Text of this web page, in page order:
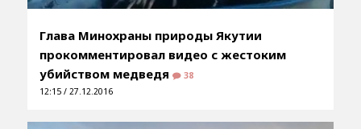
Глава Минохраны природы Якутии
прокомментировал видео с жестоким
убийством медведя
38
12:15 / 27.12.2016